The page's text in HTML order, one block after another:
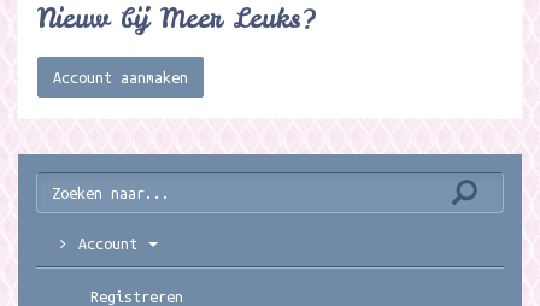
Nieuw bij Meer Leuks?
Account aanmaken
Account
Registreren